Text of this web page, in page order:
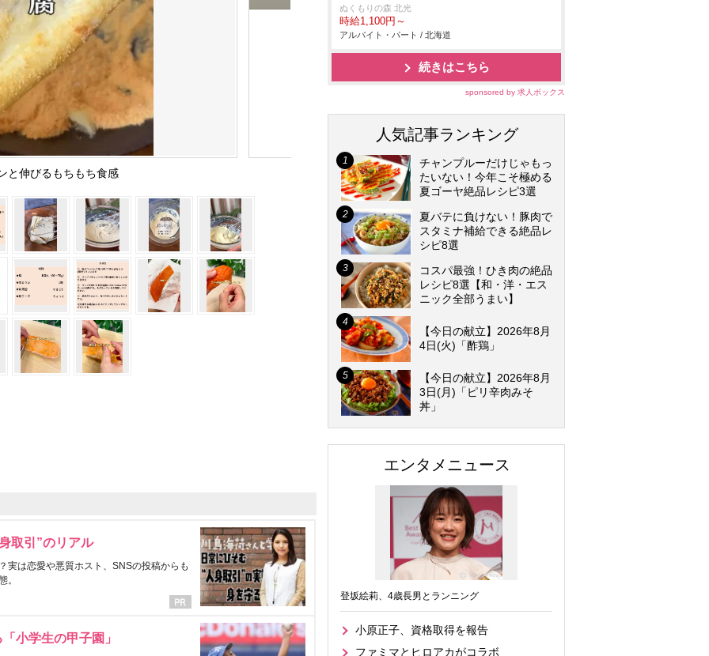
と伸びるもちもち食感
取引”のリアル
実は恋愛や悪質ホスト、SNSの投稿からも
。
小学生の甲子園」
ぬくもりの森 北光
時給1,100円～
アルバイト・パート / 北海道
続きはこちら
sponsored by 求人ボックス
人気記事ランキング
チャンプルーだけじゃもっ
たいない！今年こそ極める
夏ゴーヤ絶品レシピ3選
夏バテに負けない！豚肉で
スタミナ補給できる絶品レ
シピ8選
コスパ最強！ひき肉の絶品
レシピ8選【和・洋・エス
ニック全部うまい】
【今日の献立】2026年8月
4日(火)「酢鶏」
【今日の献立】2026年8月
3日(月)「ピリ辛肉みそ
丼」
エンタメニュース
登坂絵莉、4歳長男とランニング
小原正子、資格取得を報告
ファミマとヒロアカがコラボ